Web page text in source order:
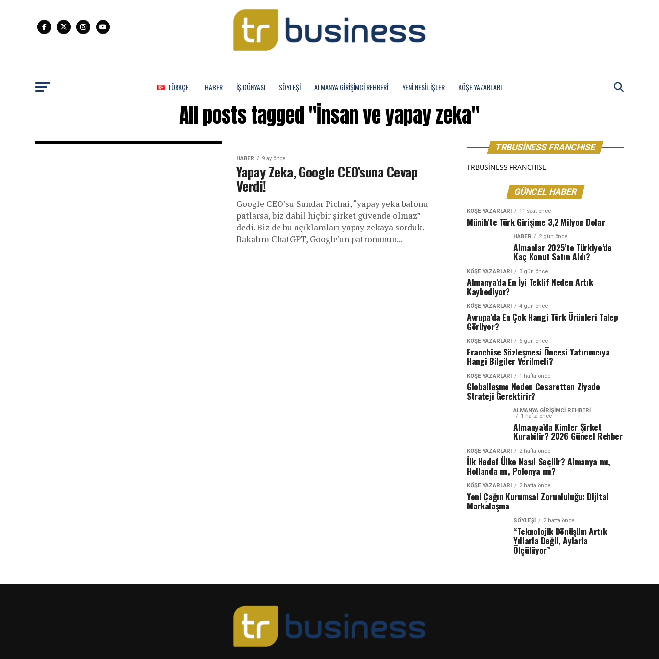
TÜRKÇE HABER İŞ DÜNYASI SÖYLEŞİ ALMANYA GIRIŞIMCI REHBERI YENI NESIL İŞLER KÖŞE YAZARLARI
All posts tagged "İnsan ve yapay zeka"
HABER 9 ay önce
Yapay Zeka, Google CEO’suna Cevap
Verdi!
Google CEO’su Sundar Pichai, “yapay yeka balonu
patlarsa, biz dahil hiçbir şirket güvende olmaz”
dedi. Biz de bu açıklamları yapay zekaya sorduk.
Bakalım ChatGPT, Google’un patronunun...
TRBUSİNESS FRANCHISE
TRBUSİNESS FRANCHISE
GÜNCEL HABER
KÖŞE YAZARLARI 11 saat önce
Münih’te Türk Girişime 3,2 Milyon Dolar
HABER 2 gün önce
Almanlar 2025’te Türkiye’de
Kaç Konut Satın Aldı?
KÖŞE YAZARLARI 3 gün önce
Almanya’da En İyi Teklif Neden Artık
Kaybediyor?
KÖŞE YAZARLARI 4 gün önce
Avrupa’da En Çok Hangi Türk Ürünleri Talep
Görüyor?
KÖŞE YAZARLARI 6 gün önce
Franchise Sözleşmesi Öncesi Yatırımcıya
Hangi Bilgiler Verilmeli?
KÖŞE YAZARLARI 1 hafta önce
Globalleşme Neden Cesaretten Ziyade
Strateji Gerektirir?
ALMANYA GIRIŞIMCI REHBERI
1 hafta önce
Almanya’da Kimler Şirket
Kurabilir? 2026 Güncel Rehber
KÖŞE YAZARLARI 2 hafta önce
İlk Hedef Ülke Nasıl Seçilir? Almanya mı,
Hollanda mı, Polonya mı?
KÖŞE YAZARLARI 2 hafta önce
Yeni Çağın Kurumsal Zorunluluğu: Dijital
Markalaşma
SÖYLEŞİ 2 hafta önce
“Teknolojik Dönüşüm Artık
Yıllarla Değil, Aylarla
Ölçülüyor”